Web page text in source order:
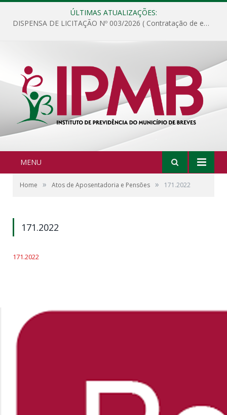
ÚLTIMAS ATUALIZAÇÕES:
DISPENSA DE LICITAÇÃO Nº 003/2026 ( Contratação de empresa para fornecimento de gêneros alimentícios não perecíveis, materiais de expediente, descartáveis, copa e cozinha, para análise e posterior publicação.)
MENU
Home » Atos de Aposentadoria e Pensões » 171.2022
171.2022
171.2022